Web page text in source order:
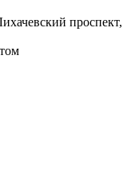
проспект,